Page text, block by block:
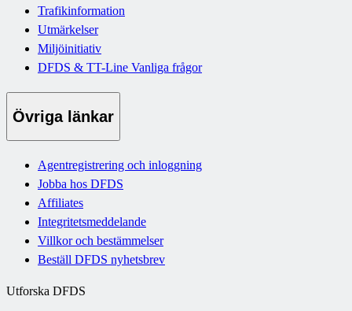
Trafikinformation
Utmärkelser
Miljöinitiativ
DFDS & TT-Line Vanliga frågor
Övriga länkar
Agentregistrering och inloggning
Jobba hos DFDS
Affiliates
Integritetsmeddelande
Villkor och bestämmelser
Beställ DFDS nyhetsbrev
Utforska DFDS